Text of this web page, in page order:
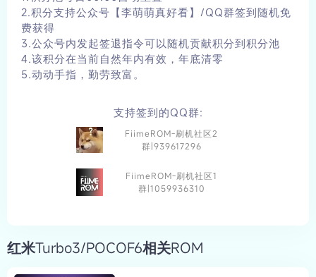
2.积分支持公众号【李萌萌真好看】/QQ群签到随机免
费获得
3.公众号内发起签退指令可以随机贡献积分到积分池
4.该积分在当前自然年内有效，年底清零
5.动动手指，勤劳致富。
支持签到的QQ群:
FiimeROM-刷机社区2
群|939617296
FiimeROM-刷机社区1
群|1059936310
红米Turbo3/POCOF6相关ROM